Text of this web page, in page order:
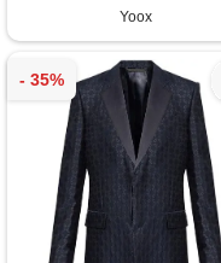
Yoox